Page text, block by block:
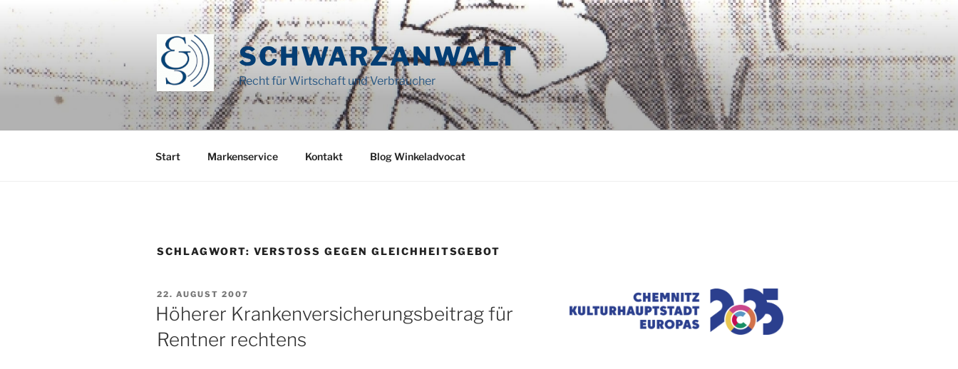
Zum
Inhalt
springen
SCHWARZANWALT
Recht für Wirtschaft und Verbraucher
Start Markenservice Kontakt Blog Winkeladvocat
SCHLAGWORT: VERSTOSS GEGEN GLEICHHEITSGEBOT
VERÖFFENTLICHT
AM
22. AUGUST 2007
Höherer Krankenversicherungsbeitrag für
Rentner rechtens